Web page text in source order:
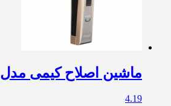
ماشین اصلاح کیمی مدل KM-5017
4.19